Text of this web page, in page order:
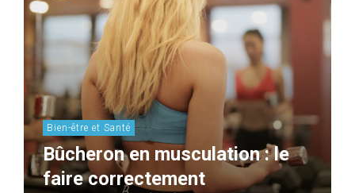
Bien-être et Santé
Bûcheron en musculation : le
faire correctement